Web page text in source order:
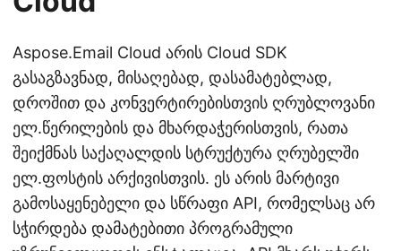
Aspose.Email Cloud არის Cloud SDK
გასაგზავნად, მისაღებად, დასამატებლად,
დროშით და კონვერტირებისთვის ღრუბლოვანი
ელ.წერილების და მხარდაჭერისთვის, რათა
შეიქმნას საქაღალდის სტრუქტურა ღრუბელში
ელ.ფოსტის არქივისთვის. ეს არის მარტივი
გამოსაყენებელი და სწრაფი API, რომელსაც არ
სჭირდება დამატებითი პროგრამული